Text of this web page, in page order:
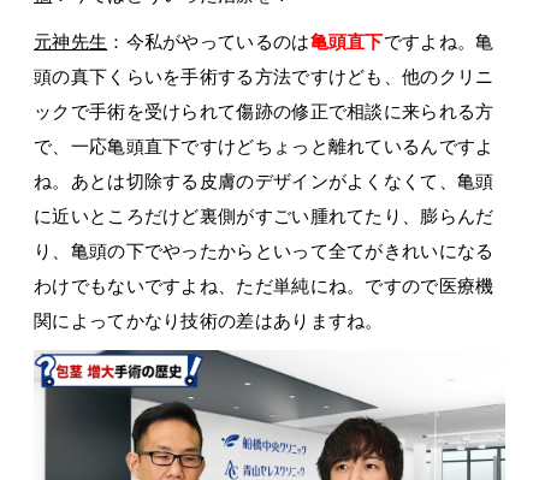
元神先生 ：今私がやっているのは亀頭直下ですよね。亀
頭の真下くらいを手術する方法ですけども、他のクリニ
ックで手術を受けられて傷跡の修正で相談に来られる方
で、一応亀頭直下ですけどちょっと離れているんですよ
ね。あとは切除する皮膚のデザインがよくなくて、亀頭
に近いところだけど裏側がすごい腫れてたり、膨らんだ
り、亀頭の下でやったからといって全てがきれいになる
わけでもないですよね、ただ単純にね。ですので医療機
関によってかなり技術の差はありますね。